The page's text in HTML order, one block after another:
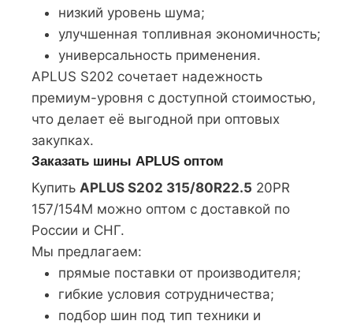
низкий уровень шума;
улучшенная топливная экономичность;
универсальность применения.
APLUS S202 сочетает надежность
премиум-уровня с доступной стоимостью,
что делает её выгодной при оптовых
закупках.
Заказать шины APLUS оптом
Купить APLUS S202 315/80R22.5 20PR
157/154M можно оптом с доставкой по
России и СНГ.
Мы предлагаем:
прямые поставки от производителя;
гибкие условия сотрудничества;
подбор шин под тип техники и